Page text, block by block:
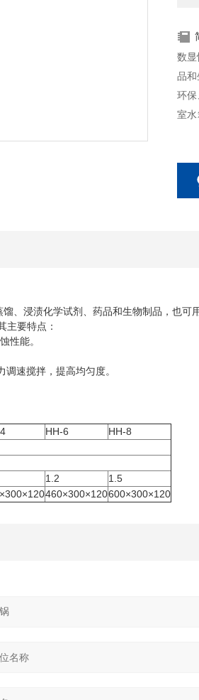
数显
品和
环
室
、浸渍化学试剂、药品和生物制品，也
主要特点：
性能。
速搅拌，提高均匀度。
HH-6
HH-8
1.2
1.5
460×300×120600×300×120